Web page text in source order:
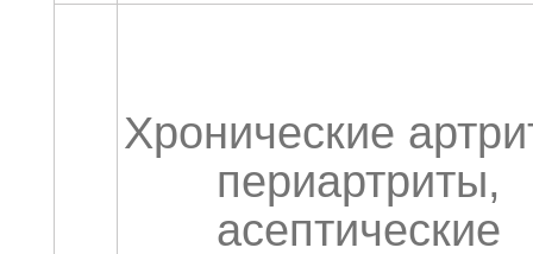
Хронические
периартриты,
асептические